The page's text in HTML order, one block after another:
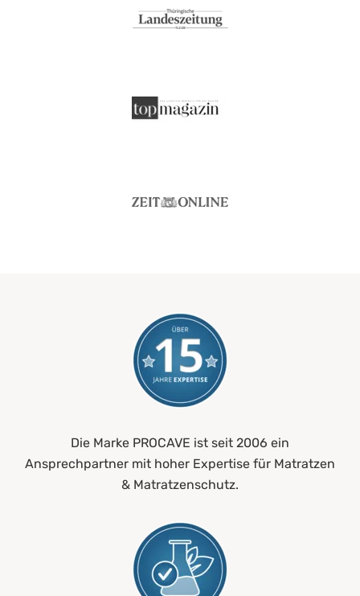
Die Marke PROCAVE ist seit 2006 ein
Ansprechpartner mit hoher Expertise für Matratzen
& Matratzenschutz.